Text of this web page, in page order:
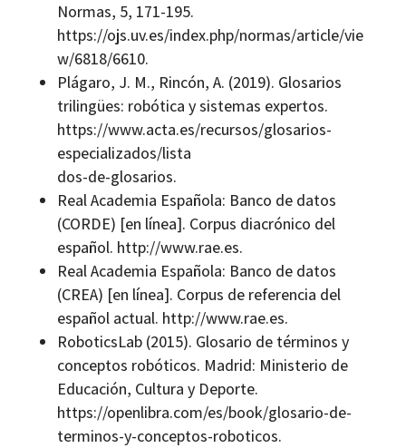
Normas, 5, 171-195.
https://ojs.uv.es/index.php/normas/article/vie
w/6818/6610.
Plágaro, J. M., Rincón, A. (2019). Glosarios
trilingües: robótica y sistemas expertos.
https://www.acta.es/recursos/glosarios-
especializados/lista
dos-de-glosarios.
Real Academia Española: Banco de datos
(CORDE) [en línea]. Corpus diacrónico del
español. http://www.rae.es.
Real Academia Española: Banco de datos
(CREA) [en línea]. Corpus de referencia del
español actual. http://www.rae.es.
RoboticsLab (2015). Glosario de términos y
conceptos robóticos. Madrid: Ministerio de
Educación, Cultura y Deporte.
https://openlibra.com/es/book/glosario-de-
terminos-y-conceptos-roboticos.